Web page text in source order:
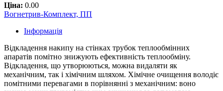
Ціна: 0.00
Вогнетрив-Комплект, ПП
Інформація
Відкладення накипу на стінках трубок теплообмінних
апаратів помітно знижують ефективність теплообміну.
Відкладення, що утворюються, можна видаляти як
механічним, так і хімічним шляхом. Хімічне очищення володіє
помітними перевагами в порівнянні з механічним: воно